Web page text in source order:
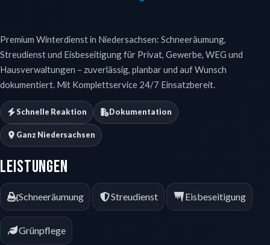
Premium Winterdienst in Niedersachsen: Schneeräumung,
Streudienst und Eisbeseitigung für Privat, Gewerbe, WEG und
Hausverwaltungen – zuverlässig, planbar und auf Wunsch
dokumentiert. Mit Komplettservice 24/7 Einsatzbereit.
Schnelle Reaktion Dokumentation
Ganz Niedersachsen
Leistungen
Schneeräumung Streudienst Eisbeseitigung
Grünpflege